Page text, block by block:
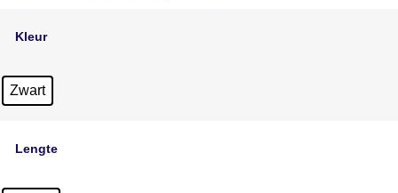
Kleur
Zwart
Lengte